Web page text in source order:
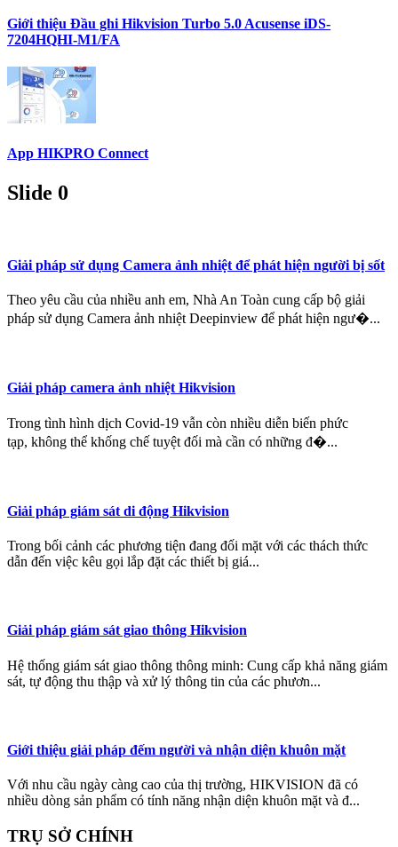
Giới thiệu Đầu ghi Hikvision Turbo 5.0 Acusense iDS-
7204HQHI-M1/FA
App HIKPRO Connect
Slide 0
Giải pháp sử dụng Camera ảnh nhiệt để phát hiện người bị sốt
Theo yêu cầu của nhiều anh em, Nhà An Toàn cung cấp bộ giải
pháp sử dụng Camera ảnh nhiệt Deepinview để phát hiện ngư�...
Giải pháp camera ảnh nhiệt Hikvision
Trong tình hình dịch Covid-19 vẫn còn nhiều diễn biến phức
tạp, không thể khống chế tuyệt đối mà cần có những đ�...
Giải pháp giám sát di động Hikvision
Trong bối cảnh các phương tiện đang đối mặt với các thách thức
dẫn đến việc kêu gọi lắp đặt các thiết bị giá...
Giải pháp giám sát giao thông Hikvision
Hệ thống giám sát giao thông thông minh: Cung cấp khả năng giám
sát, tự động thu thập và xử lý thông tin của các phươn...
Giới thiệu giải pháp đếm người và nhận diện khuôn mặt
Với nhu cầu ngày càng cao của thị trường, HIKVISION đã có
nhiều dòng sản phẩm có tính năng nhận diện khuôn mặt và đ...
TRỤ SỞ CHÍNH